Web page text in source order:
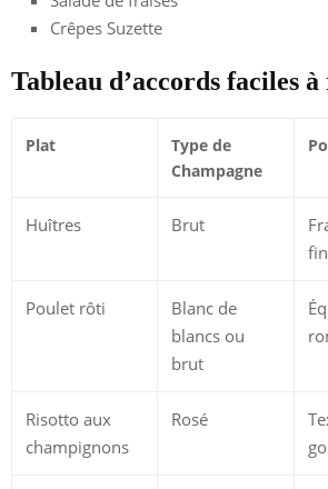
Crêpes Suzette
Tableau d’accords faciles
Plat
Type de
Champagne
Huîtres Brut
Poulet rôti
Blanc de
blancs ou
brut
Risotto aux
champignons
Rosé